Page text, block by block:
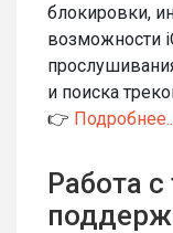
блокировки,
возможности
и поиска
👉
Работа с